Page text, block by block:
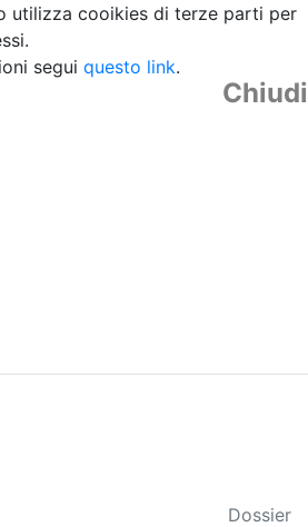
utilizza cooikies di terze parti per
segui questo link.
Chiudi
Dossier